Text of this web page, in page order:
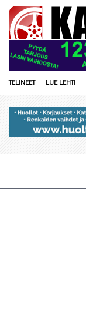
TELINEET LUE LEHTI